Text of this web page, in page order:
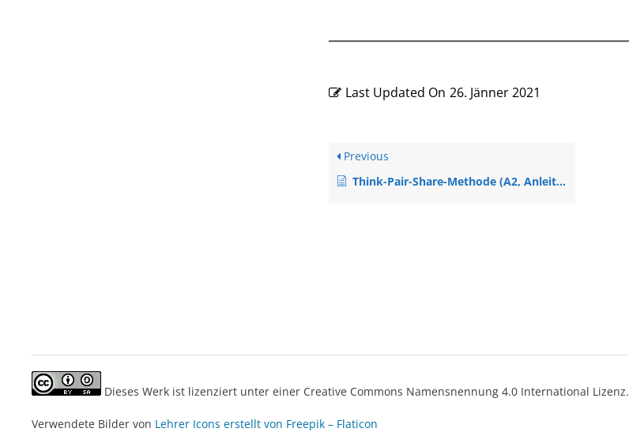
Last Updated On 26. Jänner 2021
Previous
Think-Pair-Share-Methode (A2, Anleitung)
Dieses Werk ist lizenziert unter einer Creative Commons Namensnennung 4.0 International Lizenz.
Verwendete Bilder von Lehrer Icons erstellt von Freepik – Flaticon